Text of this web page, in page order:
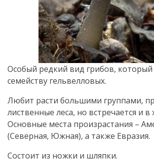
Особый редкий вид грибов, который
семейству гельвелловых.
Любит расти большими группами,
лиственные леса, но встречается и в
Основные места произрастания –
(Северная, Южная), а также Евразия.
Состоит из ножки и шляпки.